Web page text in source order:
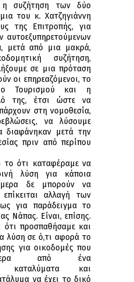
η συζήτηση των δύο
του κ. Χατζηγιάννη
της Επιτροπής, για
μετά από μια μακρά,
συζήτηση,
σε μια πρόταση
οι επηρεαζόμενοι, το
Τουρισμού και η
της, έτσι ώστε να
στη νομοθεσία,
να λύσουμε
διαφάνηκαν μετά την
πριν από περίπου
το ότι καταφέραμε να
λύση για κάποια
δε μπορούν να
αλλαγή των
για παράδειγμα το
Νάπας. Είναι, επίσης.
ότι προσπαθήσαμε και
λύση σε ό,τι αφορά το
για οικοδομές που
από ένα
καταλύματα και
να έχει το δικό